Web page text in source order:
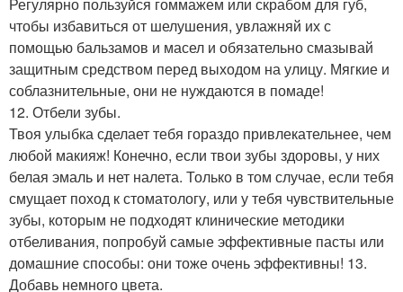
чтобы избавиться от шелушения, увлажняй их с
помощью бальзамов и масел и обязательно смазывай
защитным средством перед выходом на улицу. Мягкие и
соблазнительные, они не нуждаются в помаде!
12. Отбели зубы.
Твоя улыбка сделает тебя гораздо привлекательнее, чем
любой макияж! Конечно, если твои зубы здоровы, у них
белая эмаль и нет налета. Только в том случае, если тебя
смущает поход к стоматологу, или у тебя чувствительные
зубы, которым не подходят клинические методики
отбеливания, попробуй самые эффективные пасты или
домашние способы: они тоже очень эффективны! 13.
Добавь немного цвета.